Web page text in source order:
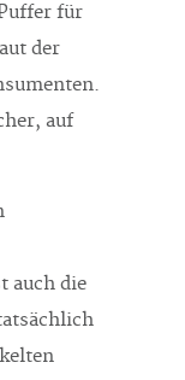
für
der
auf
auch die